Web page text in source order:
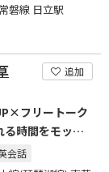
磐線 日立駅
追加
フリートーク
時間をモット
す!
会話